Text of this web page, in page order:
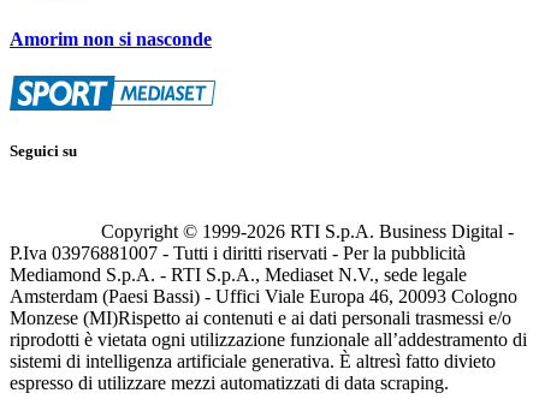
Amorim non si nasconde
Seguici su
Copyright © 1999-2026 RTI S.p.A. Business Digital -
P.Iva 03976881007 - Tutti i diritti riservati - Per la pubblicità
Mediamond S.p.A. - RTI S.p.A., Mediaset N.V., sede legale
Amsterdam (Paesi Bassi) - Uffici Viale Europa 46, 20093 Cologno
Monzese (MI)Rispetto ai contenuti e ai dati personali trasmessi e/o
riprodotti è vietata ogni utilizzazione funzionale all’addestramento di
sistemi di intelligenza artificiale generativa. È altresì fatto divieto
espresso di utilizzare mezzi automatizzati di data scraping.